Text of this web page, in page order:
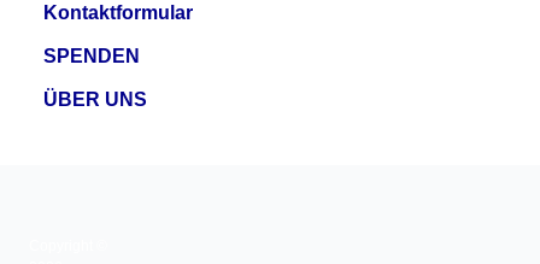
Kontaktformular
SPENDEN
ÜBER UNS